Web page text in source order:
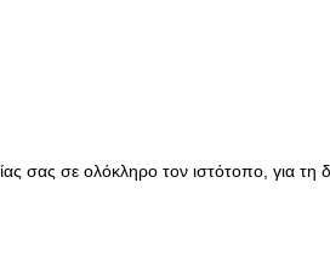
σας σε ολόκληρο τον ιστότοπο, για